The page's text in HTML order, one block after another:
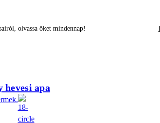
olvassa őket mindennap!
hevesi apa